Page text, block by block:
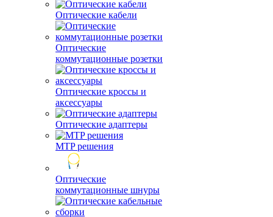
Оптические кабели
Оптические
коммутационные розетки
Оптические кроссы и
аксессуары
Оптические адаптеры
MTP решения
Оптические
коммутационные шнуры